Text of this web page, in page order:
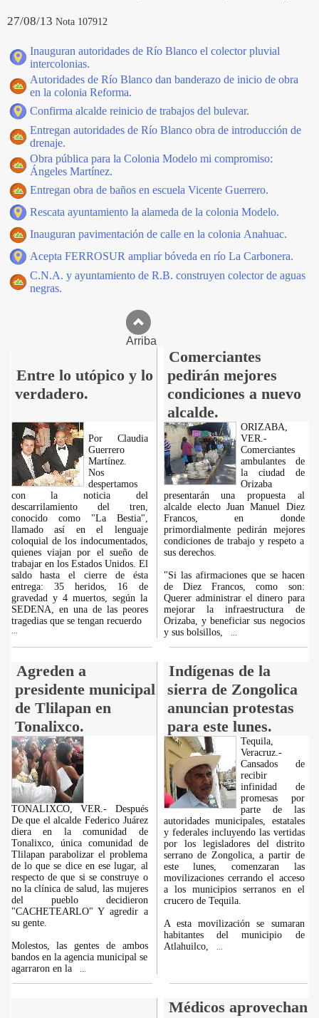
27/08/13 Nota 107912
Inauguran autoridades de Río Blanco el colector pluvial
intercolonias.
Autoridades de Río Blanco dan banderazo de inicio de obra
en la colonia Reforma.
Confirma alcalde reinicio de trabajos del bulevar.
Entregan autoridades de Río Blanco obra de introducción de
drenaje.
Obra pública para la Colonia Modelo mi compromiso:
Ángeles Martínez.
Entregan obra de baños en escuela Vicente Guerrero.
Rescata ayuntamiento la alameda de la colonia Modelo.
Inauguran pavimentación de calle en la colonia Anahuac.
Acepta FERROSUR ampliar bóveda en río La Carbonera.
C.N.A. y ayuntamiento de R.B. construyen colector de aguas
negras.
Arriba
Entre lo utópico y lo
verdadero.
Comerciantes
pedirán mejores
condiciones a nuevo
alcalde.
Por Claudia
Guerrero
Martínez.
Nos
despertamos
con la noticia del
descarrilamiento del tren,
conocido como "La Bestia",
llamado así en el lenguaje
coloquial de los indocumentados,
quienes viajan por el sueño de
trabajar en los Estados Unidos. El
saldo hasta el cierre de ésta
entrega: 35 heridos, 16 de
gravedad y 4 muertos, según la
SEDENA, en una de las peores
tragedias que se tengan recuerdo
ORIZABA,
VER.-
Comerciantes
ambulantes de
la ciudad de
Orizaba
presentarán una propuesta al
alcalde electo Juan Manuel Diez
Francos, en donde
primordialmente pedirán mejores
condiciones de trabajo y respeto a
sus derechos.
"Si las afirmaciones que se hacen
de Diez Francos, como son:
Querer administrar el dinero para
mejorar la infraestructura de
Orizaba, y beneficiar sus negocios
y sus bolsillos,
Agreden a
presidente municipal
de Tlilapan en
Tonalixco.
Indígenas de la
sierra de Zongolica
anuncian protestas
para este lunes.
TONALIXCO, VER.- Después
De que el alcalde Federico Juárez
diera en la comunidad de
Tonalixco, única comunidad de
Tlilapan parabolizar el problema
de lo que se dice en ese lugar, al
respecto de que si se construye o
no la clínica de salud, las mujeres
del pueblo decidieron
"CACHETEARLO" Y agredir a
su gente.
Molestos, las gentes de ambos
bandos en la agencia municipal se
agarraron en la
Tequila,
Veracruz.-
Cansados de
recibir
infinidad de
promesas por
parte de las
autoridades municipales, estatales
y federales incluyendo las vertidas
por los legisladores del distrito
serrano de Zongolica, a partir de
este lunes, comenzaran las
movilizaciones cerrando el acceso
a los municipios serranos en el
crucero de Tequila.
A esta movilización se sumaran
habitantes del municipio de
Atlahuilco,
Médicos aprovechan